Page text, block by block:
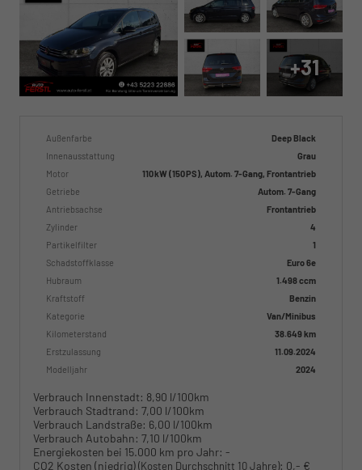
+31
Außenfarbe
Deep Black
Innenausstattung
Grau
Motor
110 kW (150 PS), Autom. 7-Gang, Frontantrieb
Getriebe
Autom. 7-Gang
Antriebsachse
Frontantrieb
Zylinder
4
Partikelfilter
1
Schadstoffklasse
Euro 6e
Hubraum
1.498 ccm
Kraftstoff
Benzin
Kategorie
Van/Minibus
Kilometerstand
38.649 km
Erstzulassung
11.09.2024
Modelljahr
2024
Verbrauch Innenstadt: 8,90 l/100km
Verbrauch Stadtrand: 7,00 l/100km
Verbrauch Landstraße: 6,00 l/100km
Verbrauch Autobahn: 7,10 l/100km
Energiekosten bei 15.000 km pro Jahr: -
CO2 Kosten (niedrig)(Kosten Durchschnitt 10 Jahre): 0,- €